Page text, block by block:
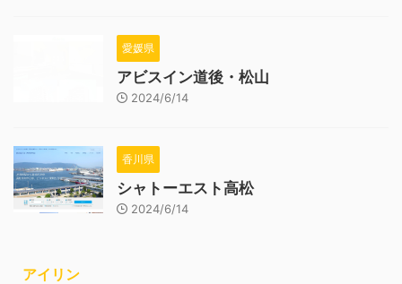
愛媛県
アビスイン道後・松山
2024/6/14
香川県
シャトーエスト高松
2024/6/14
アイリン